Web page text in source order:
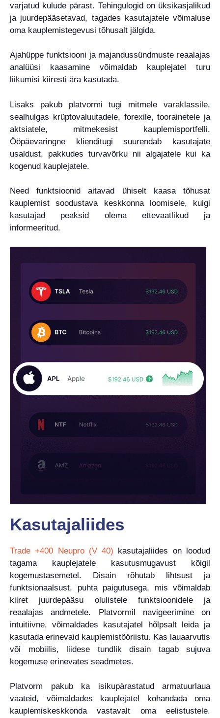
varjatud kulude pärast. Tehingulogid on üksikasjalikud
ja juurdepääsetavad, tagades kasutajatele võimaluse
oma kauplemistegevusi tõhusalt jälgida.
Ajahüppe funktsiooni ja majandussündmuste reaalajas
analüüsi kaasamine võimaldab kauplejatel turu
liikumisi kiiresti ära kasutada.
Lisaks pakub platvormi tugi mitmele varaklassile,
sealhulgas krüptovaluutadele, forexile, toorainetele ja
aktsiatele, mitmekesist kauplemisportfelli.
Ööpäevaringne klienditugi suurendab kasutajate
usaldust, pakkudes turvavõrku nii algajatele kui ka
kogenud kauplejatele.
Need funktsioonid aitavad ühiselt kaasa tõhusat
kauplemist soodustava keskkonna loomisele, kuigi
kasutajad peaksid olema ettevaatlikud ja
informeeritud.
Kasutajaliides
Trade +400 Neupro (V 40) kasutajaliides on loodud
tagama kauplejatele kasutusmugavust kõigil
kogemustasemetel. Disain rõhutab lihtsust ja
funktsionaalsust, puhta paigutusega, mis võimaldab
kiiret juurdepääsu olulistele funktsioonidele ja
reaalajas andmetele. Platvormil navigeerimine on
intuitiivne, võimaldades kasutajatel hõlpsalt leida ja
kasutada erinevaid kauplemistööriistu. Kas lauaarvutis
või mobiilis, liidese tundlik disain tagab sujuva
kogemuse erinevates seadmetes.
Platvorm pakub ka isikupärastatud armatuurlaua
vaateid, võimaldades kauplejatel kohandada oma
kauplemiskeskkonda vastavalt oma eelistustele.